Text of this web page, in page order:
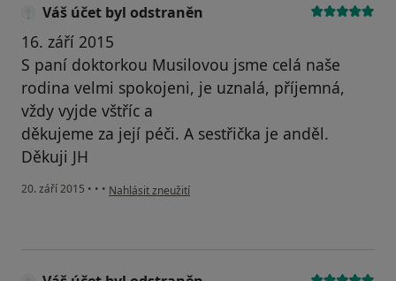
Váš účet byl odstraněn
16. září 2015
S paní doktorkou Musilovou jsme celá naše
rodina velmi spokojeni, je uznalá, příjemná,
vždy vyjde vštříc a
děkujeme za její péči. A sestřička je anděl.
Děkuji JH
20. září 2015 • • • podle názoru uživatele Váš účet byl odstraněn
Nahlásit zneužití